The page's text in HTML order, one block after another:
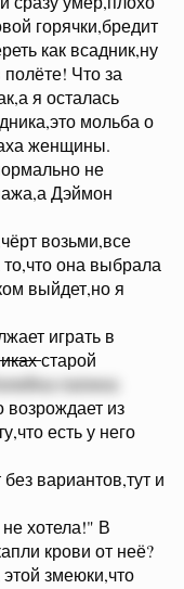
горячки,бредит
как всадник,ну
Что за
я осталась
мольба о
женщины.
не
Дэймон
возьми,все
то,что она выбрала
выйдет,но я
играть в
старой
папина
возрождает из
есть у него
вариантов,тут и
хотела!" В
крови от неё?
этой змеюки,что